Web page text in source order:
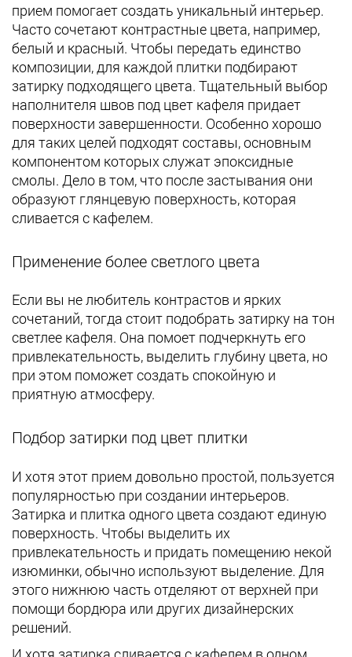
прием помогает создать уникальный интерьер.
Часто сочетают контрастные цвета, например,
белый и красный. Чтобы передать единство
композиции, для каждой плитки подбирают
затирку подходящего цвета. Тщательный выбор
наполнителя швов под цвет кафеля придает
поверхности завершенности. Особенно хорошо
для таких целей подходят составы, основным
компонентом которых служат эпоксидные
смолы. Дело в том, что после застывания они
образуют глянцевую поверхность, которая
сливается с кафелем.
Применение более светлого цвета
Если вы не любитель контрастов и ярких
сочетаний, тогда стоит подобрать затирку на тон
светлее кафеля. Она помоет подчеркнуть его
привлекательность, выделить глубину цвета, но
при этом поможет создать спокойную и
приятную атмосферу.
Подбор затирки под цвет плитки
И хотя этот прием довольно простой, пользуется
популярностью при создании интерьеров.
Затирка и плитка одного цвета создают единую
поверхность. Чтобы выделить их
привлекательность и придать помещению некой
изюминки, обычно используют выделение. Для
этого нижнюю часть отделяют от верхней при
помощи бордюра или других дизайнерских
решений.